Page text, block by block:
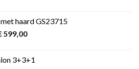
€ 25,00.
haard GS23715
899,00.
599,00Huidige
€ 599,00.
3+3+1